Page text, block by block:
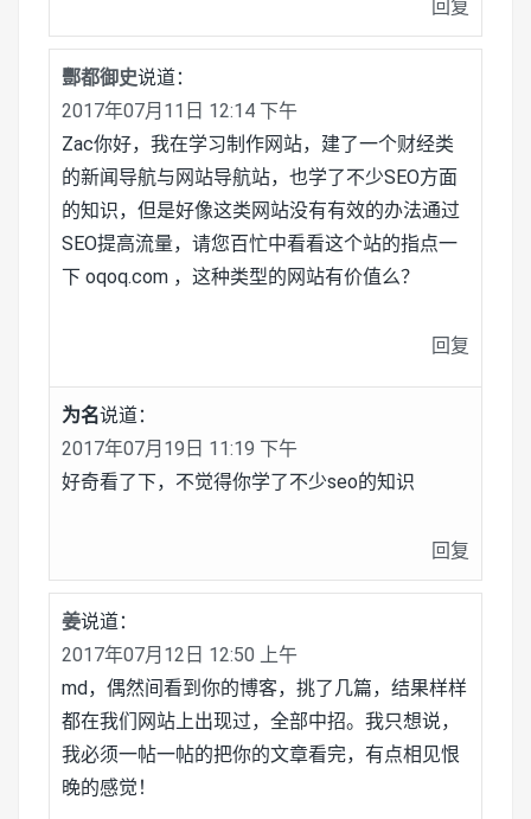
回复
酆都御史说道：
2017年07月11日 12:14 下午
Zac你好，我在学习制作网站，建了一个财经类
的新闻导航与网站导航站，也学了不少SEO方面
的知识，但是好像这类网站没有有效的办法通过
SEO提高流量，请您百忙中看看这个站的指点一
下 oqoq.com ，这种类型的网站有价值么？
回复
为名说道：
2017年07月19日 11:19 下午
好奇看了下，不觉得你学了不少seo的知识
回复
姜说道：
2017年07月12日 12:50 上午
md，偶然间看到你的博客，挑了几篇，结果样样
都在我们网站上出现过，全部中招。我只想说，
我必须一帖一帖的把你的文章看完，有点相见恨
晚的感觉！